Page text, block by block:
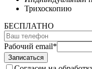
Трихоскопию
БЕСПЛАТНО
Рабочий email*